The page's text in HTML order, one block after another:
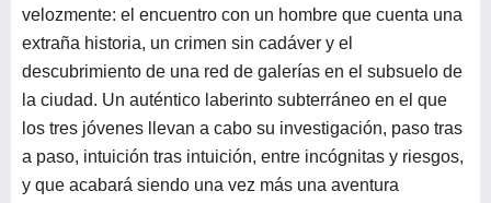
velozmente: el encuentro con un hombre que cuenta una
extraña historia, un crimen sin cadáver y el
descubrimiento de una red de galerías en el subsuelo de
la ciudad. Un auténtico laberinto subterráneo en el que
los tres jóvenes llevan a cabo su investigación, paso tras
a paso, intuición tras intuición, entre incógnitas y riesgos,
y que acabará siendo una vez más una aventura